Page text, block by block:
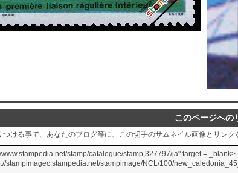
このページへの
つける事で、あなたのブログ等に、この切手のサムネイル画像とリンク